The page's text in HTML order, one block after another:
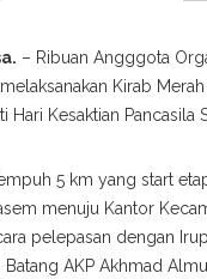
– Ribuan Angggota
Kirab
Hari Kesaktian Pancasila
5 km yang start
menuju Kantor
pelepasan dengan
AKP Akhmad